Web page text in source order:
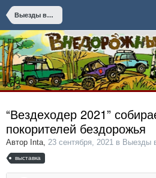
Выезды выходного дня
“Вездеходер 2021”
покорителей бездорожья
Автор Inta, 23 сентября, 2021 в Выезды
выставка